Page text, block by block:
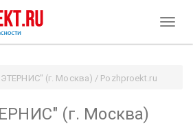
(г. Москва) / Pozhproekt.ru
(г. Москва)